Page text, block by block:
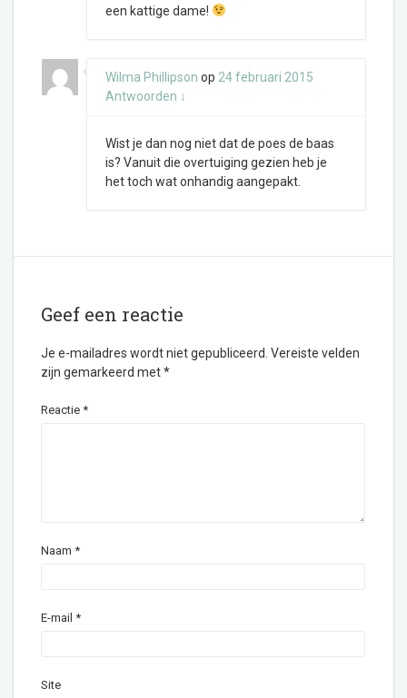
een kattige dame!
Wilma Phillipson op 24 februari 2015
Antwoorden ↓
Wist je dan nog niet dat de poes de baas
is? Vanuit die overtuiging gezien heb je
het toch wat onhandig aangepakt.
Geef een reactie
Je e-mailadres wordt niet gepubliceerd. Vereiste velden
zijn gemarkeerd met*
Reactie *
Naam *
E-mail *
Site